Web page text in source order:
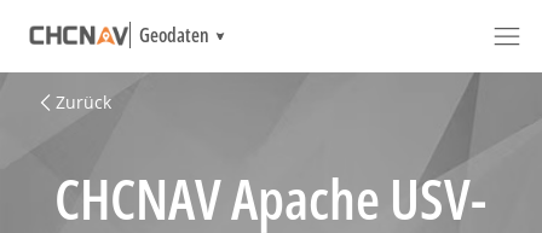
Geodaten
Zurück
CHCNAV Apache USV-